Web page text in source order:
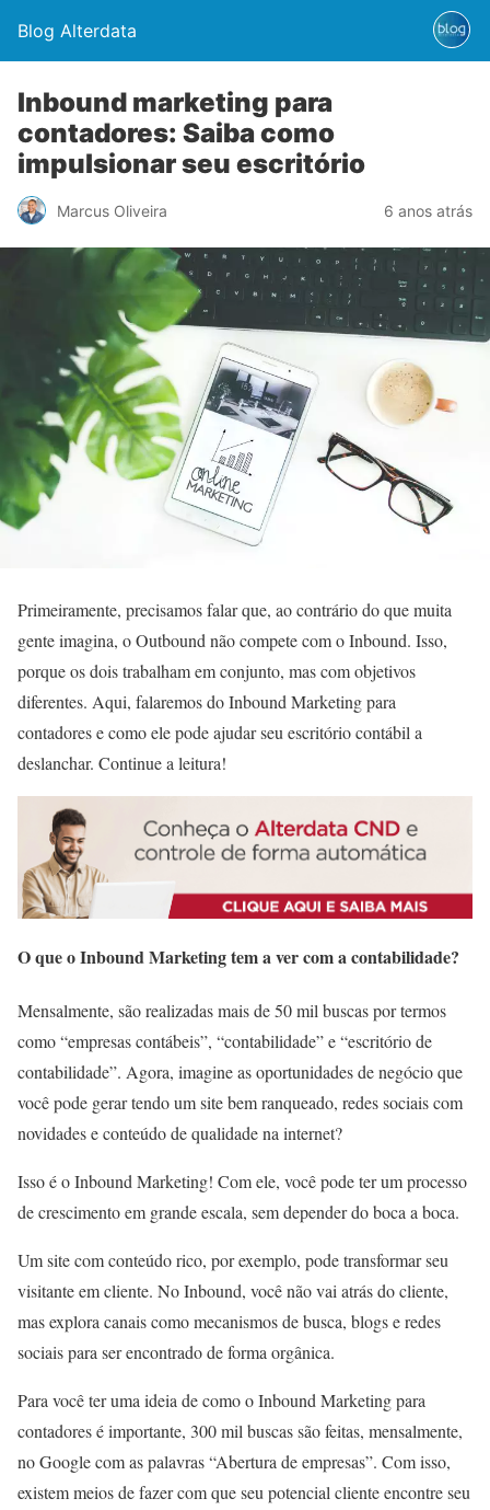
Blog Alterdata
Inbound marketing para
contadores: Saiba como
impulsionar seu escritório
Marcus Oliveira 6 anos atrás
Primeiramente, precisamos falar que, ao contrário do que muita
gente imagina, o Outbound não compete com o Inbound. Isso,
porque os dois trabalham em conjunto, mas com objetivos
diferentes. Aqui, falaremos do Inbound Marketing para
contadores e como ele pode ajudar seu escritório contábil a
deslanchar. Continue a leitura!
O que o Inbound Marketing tem a ver com a contabilidade?
Mensalmente, são realizadas mais de 50 mil buscas por termos
como “empresas contábeis”, “contabilidade” e “escritório de
contabilidade”. Agora, imagine as oportunidades de negócio que
você pode gerar tendo um site bem ranqueado, redes sociais com
novidades e conteúdo de qualidade na internet?
Isso é o Inbound Marketing! Com ele, você pode ter um processo
de crescimento em grande escala, sem depender do boca a boca.
Um site com conteúdo rico, por exemplo, pode transformar seu
visitante em cliente. No Inbound, você não vai atrás do cliente,
mas explora canais como mecanismos de busca, blogs e redes
sociais para ser encontrado de forma orgânica.
Para você ter uma ideia de como o Inbound Marketing para
contadores é importante, 300 mil buscas são feitas, mensalmente,
no Google com as palavras “Abertura de empresas”. Com isso,
existem meios de fazer com que seu potencial cliente encontre seu